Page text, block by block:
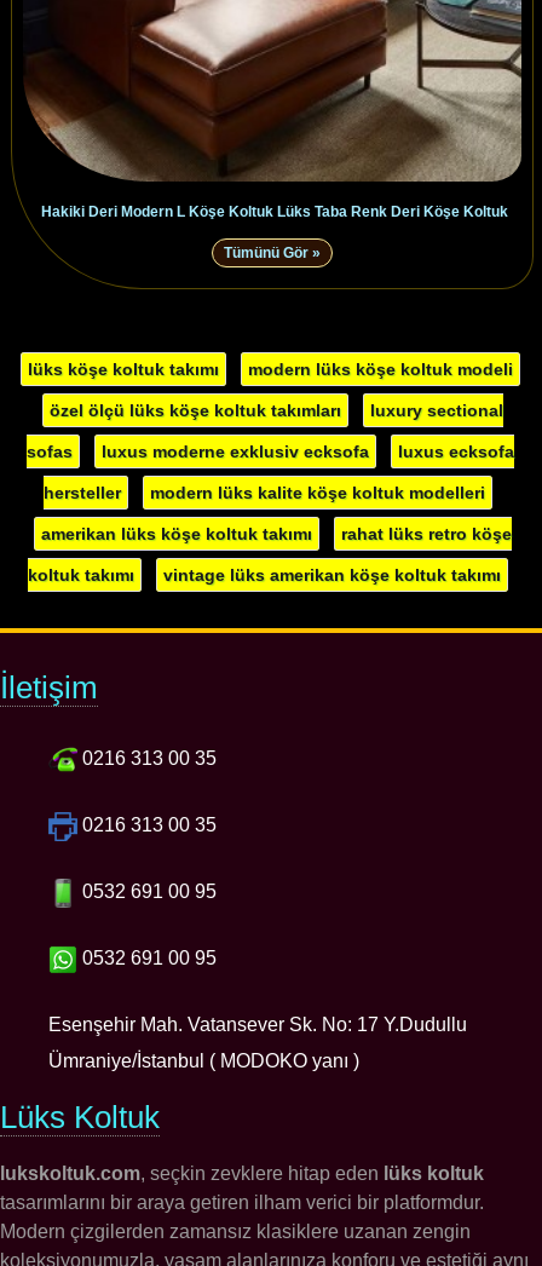
Hakiki Deri Modern L Köşe Koltuk Lüks Taba Renk Deri Köşe Koltuk
Tümünü Gör »
lüks köşe koltuk takımı modern lüks köşe koltuk modeli
özel ölçü lüks köşe koltuk takımları luxury sectional
sofas luxus moderne exklusiv ecksofa luxus ecksofa
hersteller modern lüks kalite köşe koltuk modelleri
amerikan lüks köşe koltuk takımı rahat lüks retro köşe
koltuk takımı vintage lüks amerikan köşe koltuk takımı
İletişim
0216 313 00 35
0216 313 00 35
0532 691 00 95
0532 691 00 95
Esenşehir Mah. Vatansever Sk. No: 17 Y.Dudullu
Ümraniye/İstanbul ( MODOKO yanı )
Lüks Koltuk
lukskoltuk.com, seçkin zevklere hitap eden lüks koltuk
tasarımlarını bir araya getiren ilham verici bir platformdur.
Modern çizgilerden zamansız klasiklere uzanan zengin
koleksiyonumuzla, yaşam alanlarınıza konforu ve estetiği aynı